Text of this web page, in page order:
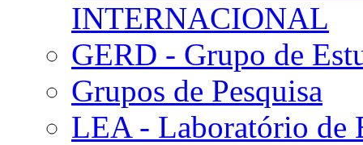
INTERNACIONAL
GERD - Grupo de
Grupos de Pesquisa
LEA - Laboratório de